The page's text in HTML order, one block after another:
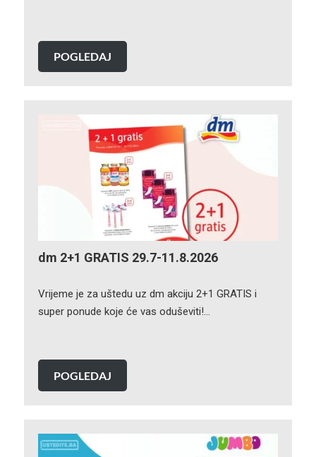
POGLEDAJ
dm 2+1 GRATIS 29.7-11.8.2026
Vrijeme je za uštedu uz dm akciju 2+1 GRATIS i
super ponude koje će vas oduševiti!…
POGLEDAJ